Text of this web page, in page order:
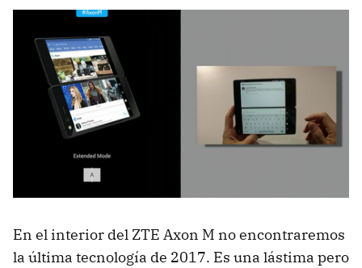
En el interior del ZTE Axon M no encontraremos
la última tecnología de 2017. Es una lástima pero